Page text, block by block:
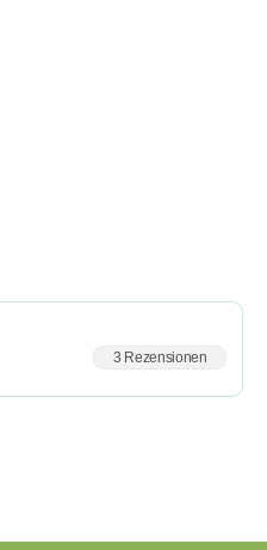
3 Rezensionen